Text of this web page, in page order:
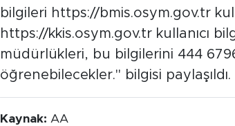
bilgileri https://bmis.osym.gov.tr
https://kkis.osym.gov.tr kullanıcı
müdürlükleri, bu bilgilerini 444
öğrenebilecekler." bilgisi paylaşıldı.
Kaynak: AA